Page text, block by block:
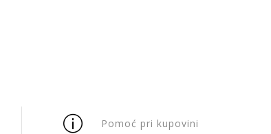
Pomoć pri kupovini